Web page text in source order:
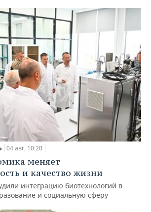
04 авг, 10:20
меняет
и качество жизни
интеграцию биотехнологий в
и социальную сферу